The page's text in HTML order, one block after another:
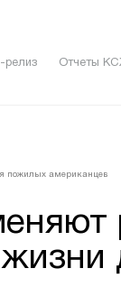
релиз Отчеты
пожилых американцев